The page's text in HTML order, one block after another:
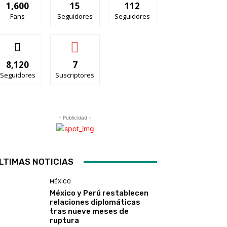
1,600
Fans
15
Seguidores
112
Seguidores
8,120
Seguidores
7
Suscriptores
- Publicidad -
NOTICIAS
MÉXICO
México y Perú restablecen
relaciones diplomáticas
tras nueve meses de
ruptura